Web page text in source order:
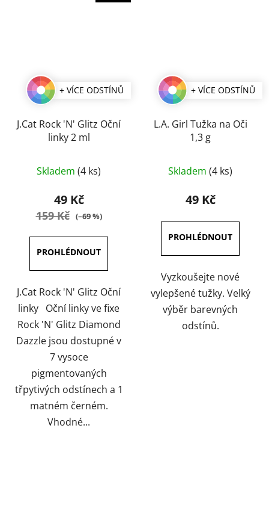
+ VÍCE ODSTÍNŮ
J.Cat Rock 'N' Glitz Oční
linky 2 ml
hodnocení
produktu
je
5
hvězdiček.
Skladem (4 ks)
49 Kč
159 Kč (–69 %)
J.Cat Rock 'N' Glitz Oční
linky Oční linky ve fixe
Rock 'N' Glitz Diamond
Dazzle jsou dostupné v
7 vysoce
pigmentovaných
třpytivých odstínech a 1
matném černém.
Vhodné...
+ VÍCE ODSTÍNŮ
L.A. Girl Tužka na Oči
1,3 g
hodnocení
produktu
4,0
z
5
hvězdiček.
Skladem (4 ks)
49 Kč
Vyzkoušejte nové
vylepšené tužky. Velký
výběr barevných
odstínů.